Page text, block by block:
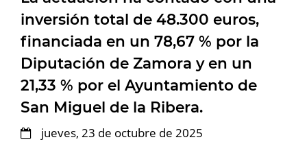
inversión total de 48.300 euros,
financiada en un 78,67 % por la
Diputación de Zamora y en un
21,33 % por el Ayuntamiento de
San Miguel de la Ribera.
jueves, 23 de octubre de 2025